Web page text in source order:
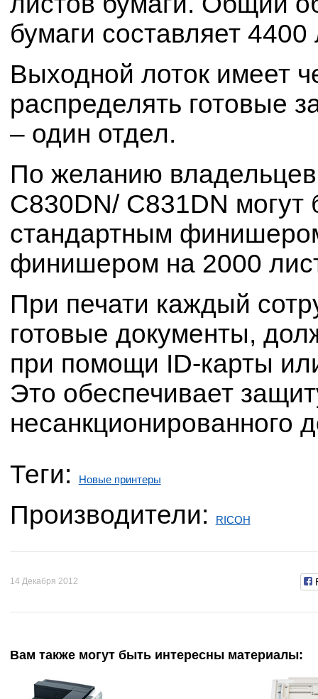
бумаги составляет 4400
Выходной лоток имеет
распределять готовые
– один отдел.
По желанию
C830DN/ C831DN
стандартным
финишером на 2000
При печати каждый
готовые документы,
при помощи ID-карты
Это обеспечивает
несанкционированного
Теги:
Новые принтеры
Производители: RICOH
14 Декабря 2012
Вам также могут быть интересны материалы: